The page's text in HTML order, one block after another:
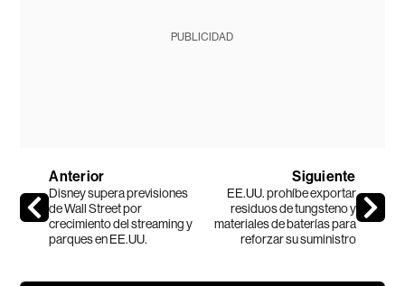
PUBLICIDAD
Anterior
Disney supera previsiones
de Wall Street por
crecimiento del streaming y
parques en EE.UU.
Siguiente
EE.UU. prohíbe exportar
residuos de tungsteno y
materiales de baterías para
reforzar su suministro